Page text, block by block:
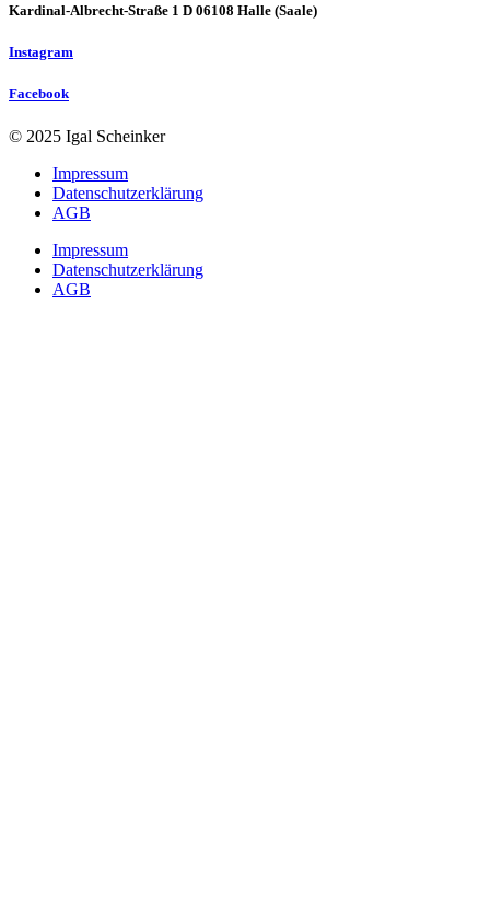
Kardinal-Albrecht-Straße 1 D 06108 Halle (Saale)
Instagram
Facebook
© 2025 Igal Scheinker
Impressum
Datenschutzerklärung
AGB
Impressum
Datenschutzerklärung
AGB